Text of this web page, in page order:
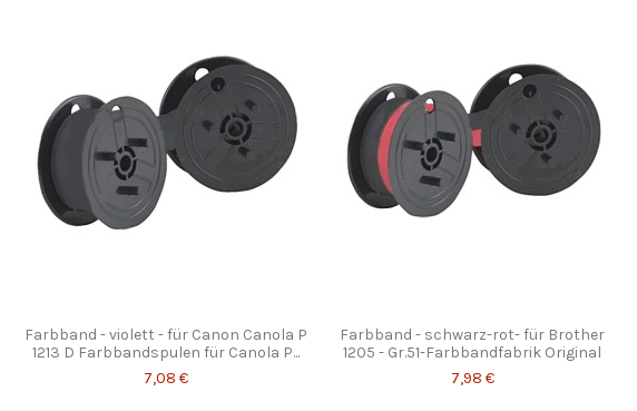
Farbband - violett - für Canon Canola P
1213 D Farbbandspulen für Canola P...
7,08 €
Farbband - schwarz-rot- für Brother
1205 - Gr.51-Farbbandfabrik Original
7,98 €